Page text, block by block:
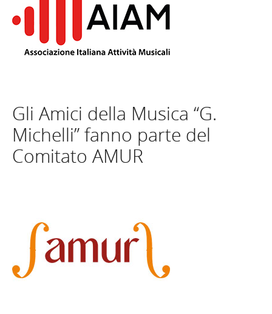
Gli Amici della Musica “G.
Michelli” fanno parte del
Comitato AMUR